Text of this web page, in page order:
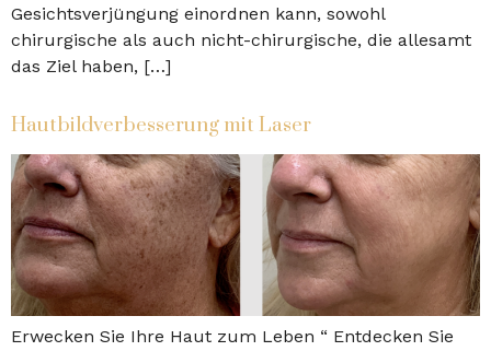
Gesichtsverjüngung einordnen kann, sowohl
chirurgische als auch nicht-chirurgische, die allesamt
das Ziel haben, […]
Hautbildverbesserung mit Laser
Erwecken Sie Ihre Haut zum Leben “ Entdecken Sie